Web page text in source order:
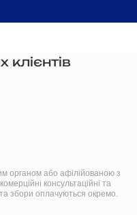
клієнтів
органом або афілійованою з
консультаційні та
та збори оплачуються окремо.